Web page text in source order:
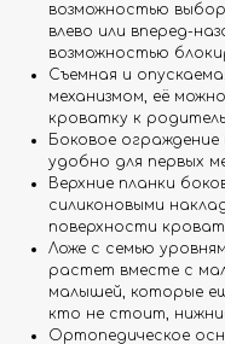
возможностью
влево или вперед-
возможностью
Съемная и
механизмом, её
кроватку к
Боковое
удобно для первых
Верхние планки
силиконовыми
поверхности
Ложе с семью
растет вместе с
малышей, которые
кто не стоит,
Ортопедическое